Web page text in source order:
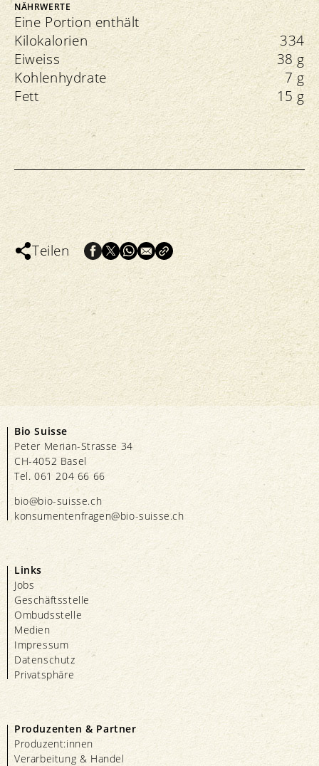
NÄHRWERTE
Eine Portion enthält
Kilokalorien
334
Eiweiss
38 g
Kohlenhydrate
7 g
Fett
15 g
Teilen
Bio Suisse
Peter Merian-Strasse 34
CH-4052 Basel
Tel. 061 204 66 66
bio@bio-suisse.ch
konsumentenfragen@bio-suisse.ch
Links
Jobs
Geschäftsstelle
Ombudsstelle
Medien
Impressum
Datenschutz
Privatsphäre
Produzenten & Partner
Produzent:innen
Verarbeitung & Handel